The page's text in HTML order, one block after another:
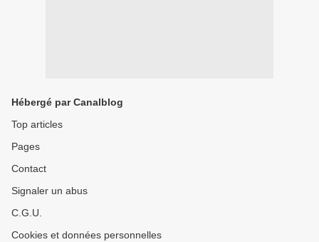
Hébergé par Canalblog
Top articles
Pages
Contact
Signaler un abus
C.G.U.
Cookies et données personnelles